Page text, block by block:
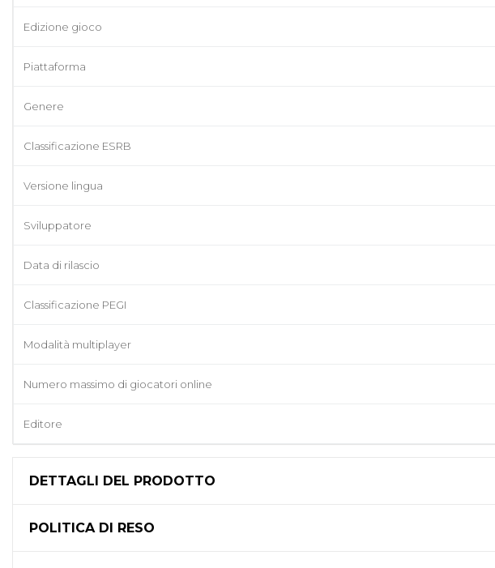
Edizione gioco
Piattaforma
Genere
Classificazione ESRB
Versione lingua
Sviluppatore
Data di rilascio
Classificazione PEGI
Modalità multiplayer
Numero massimo di giocatori online
Editore
DETTAGLI DEL PRODOTTO
POLITICA DI RESO